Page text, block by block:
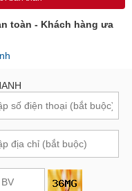
toàn - Khách hàng ưa